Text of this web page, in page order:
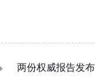
两份权威报告发